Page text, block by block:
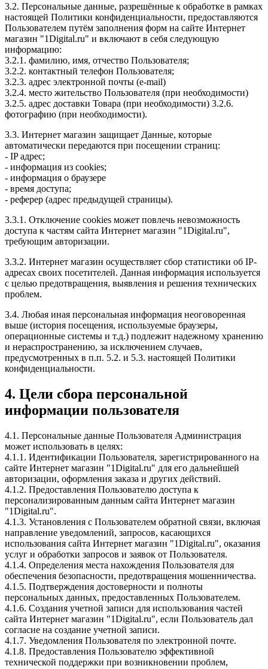
3.2. Персональные данные, разрешённые к обработке в рамках
настоящей Политики конфиденциальности, предоставляются
Пользователем путём заполнения форм на сайте Интернет
магазин "1Digital.ru" и включают в себя следующую
информацию:
3.2.1. фамилию, имя, отчество Пользователя;
3.2.2. контактный телефон Пользователя;
3.2.3. адрес электронной почты (e-mail)
3.2.4. место жительство Пользователя (при необходимости)
3.2.5. адрес доставки Товара (при необходимости) 3.2.6.
фотографию (при необходимости).
3.3. Интернет магазин защищает Данные, которые
автоматически передаются при посещении страниц:
- IP адрес;
- информация из cookies;
- информация о браузере
- время доступа;
- реферер (адрес предыдущей страницы).
3.3.1. Отключение cookies может повлечь невозможность
доступа к частям сайта Интернет магазин "1Digital.ru",
требующим авторизации.
3.3.2. Интернет магазин осуществляет сбор статистики об IP-
адресах своих посетителей. Данная информация используется
с целью предотвращения, выявления и решения технических
проблем.
3.4. Любая иная персональная информация неоговоренная
выше (история посещения, используемые браузеры,
операционные системы и т.д.) подлежит надежному хранению
и нераспространению, за исключением случаев,
предусмотренных в п.п. 5.2. и 5.3. настоящей Политики
конфиденциальности.
4. Цели сбора персональной
информации пользователя
4.1. Персональные данные Пользователя Администрация
может использовать в целях:
4.1.1. Идентификации Пользователя, зарегистрированного на
сайте Интернет магазин "1Digital.ru" для его дальнейшей
авторизации, оформления заказа и других действий.
4.1.2. Предоставления Пользователю доступа к
персонализированным данным сайта Интернет магазин
"1Digital.ru".
4.1.3. Установления с Пользователем обратной связи, включая
направление уведомлений, запросов, касающихся
использования сайта Интернет магазин "1Digital.ru", оказания
услуг и обработки запросов и заявок от Пользователя.
4.1.4. Определения места нахождения Пользователя для
обеспечения безопасности, предотвращения мошенничества.
4.1.5. Подтверждения достоверности и полноты
персональных данных, предоставленных Пользователем.
4.1.6. Создания учетной записи для использования частей
сайта Интернет магазин "1Digital.ru", если Пользователь дал
согласие на создание учетной записи.
4.1.7. Уведомления Пользователя по электронной почте.
4.1.8. Предоставления Пользователю эффективной
технической поддержки при возникновении проблем,